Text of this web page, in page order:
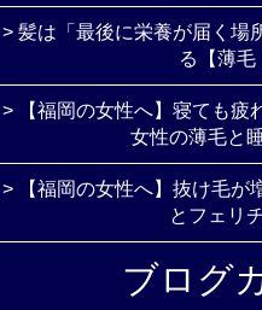
> 髪は「最後に栄養が届く場
る【薄
> 【福岡の女性へ】寝ても疲
女性の薄毛と
> 【福岡の女性へ】抜け毛が
とフェリ
ブログ